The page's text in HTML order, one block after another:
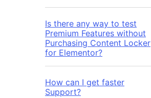
Is there any way to test
Premium Features without
Purchasing Content Locker
for Elementor?
How can I get faster
Support?